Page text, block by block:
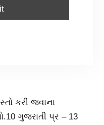
કરી જવાના
ગુજરાતી પ્ર – 13